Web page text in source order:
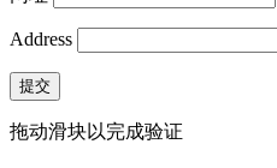
Address
提交
拖动滑块以完成验证